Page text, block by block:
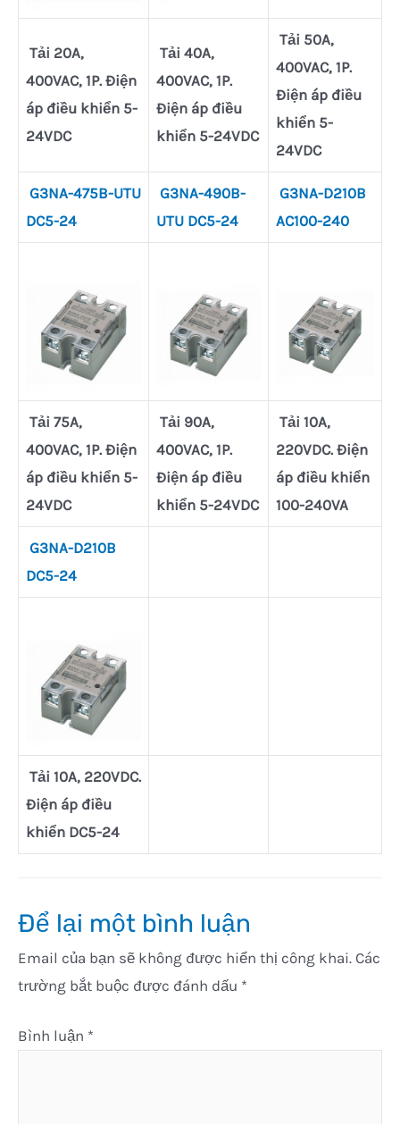
Tải 20A,
400VAC, 1P. Điện
áp điều khiển 5-
24VDC
Tải 40A,
400VAC, 1P.
Điện áp điều
khiển 5-24VDC
Tải 50A,
400VAC, 1P.
Điện áp điều
khiển 5-
24VDC
G3NA-475B-UTU
DC5-24
G3NA-490B-
UTU DC5-24
G3NA-D210B
AC100-240
Tải 75A,
400VAC, 1P. Điện
áp điều khiển 5-
24VDC
Tải 90A,
400VAC, 1P.
Điện áp điều
khiển 5-24VDC
Tải 10A,
220VDC. Điện
áp điều khiển
100-240VA
G3NA-D210B
DC5-24
Tải 10A, 220VDC.
Điện áp điều
khiển DC5-24
Để lại một bình luận
Email của bạn sẽ không được hiển thị công khai. Các
trường bắt buộc được đánh dấu *
Bình luận *